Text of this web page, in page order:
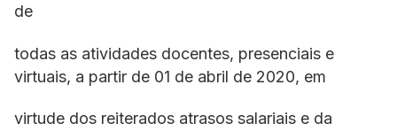
de
todas as atividades docentes, presenciais e
virtuais, a partir de 01 de abril de 2020, em
virtude dos reiterados atrasos salariais e da